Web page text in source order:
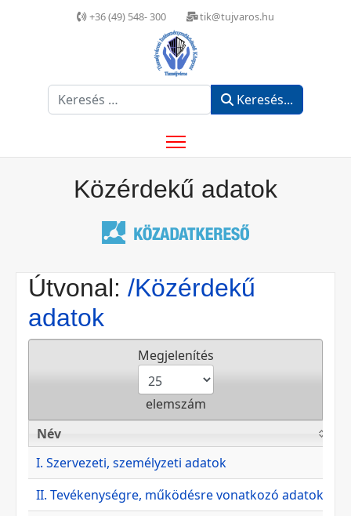
+36 (49) 548- 300 tik@tujvaros.hu
Keresés... Keresés...
Közérdekű adatok
Útvonal: /Közérdekű
adatok
Megjelenítés
elemszám
Név
Név
I. Szervezeti, személyzeti adatok
II. Tevékenységre, működésre vonatkozó adatok